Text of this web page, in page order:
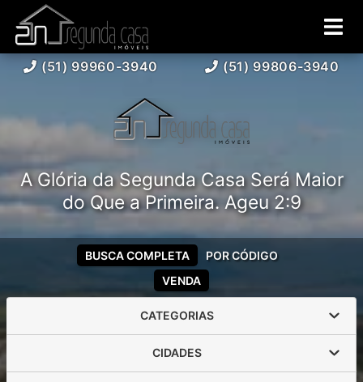
(51) 99960-3940 (51) 99806-3940
A Glória da Segunda Casa Será Maior
do Que a Primeira. Ageu 2:9
VENDA
BUSCA COMPLETA POR CÓDIGO
CATEGORIAS
CIDADES